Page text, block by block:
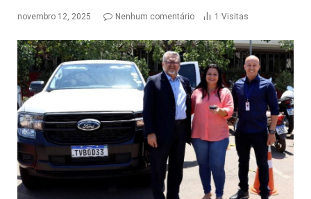
novembro 12, 2025 Nenhum comentário 1 Visitas